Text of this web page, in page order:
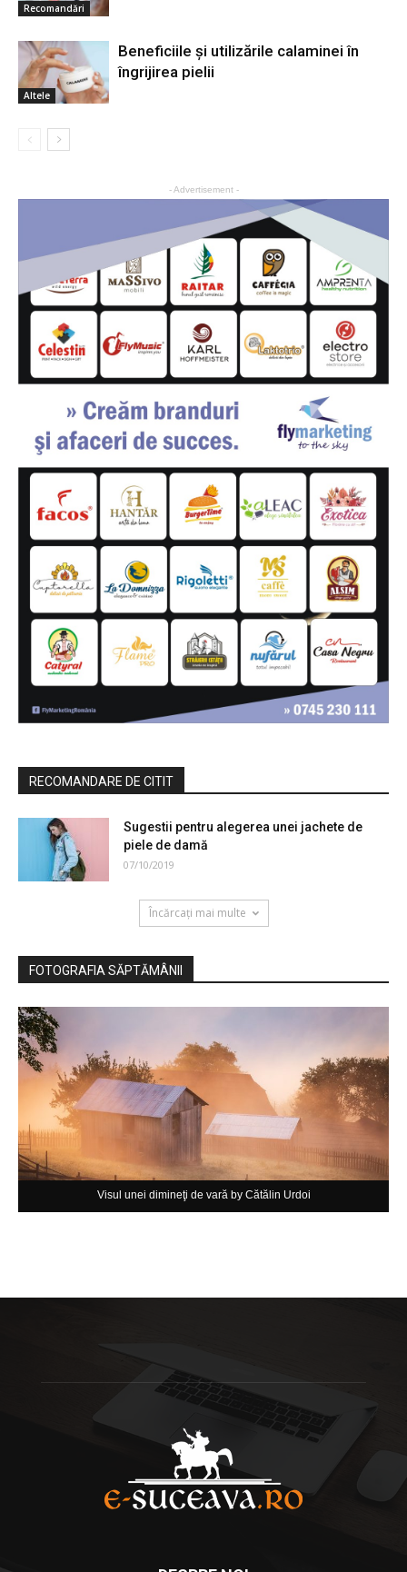
Recomandări
Altele
Beneficiile și utilizările calaminei în
îngrijirea pielii
- Advertisement -
RECOMANDARE DE CITIT
Sugestii pentru alegerea unei jachete de
piele de damă
07/10/2019
Încărcați mai multe
FOTOGRAFIA SĂPTĂMÂNII
Visul unei dimineţi de vară by Cătălin Urdoi